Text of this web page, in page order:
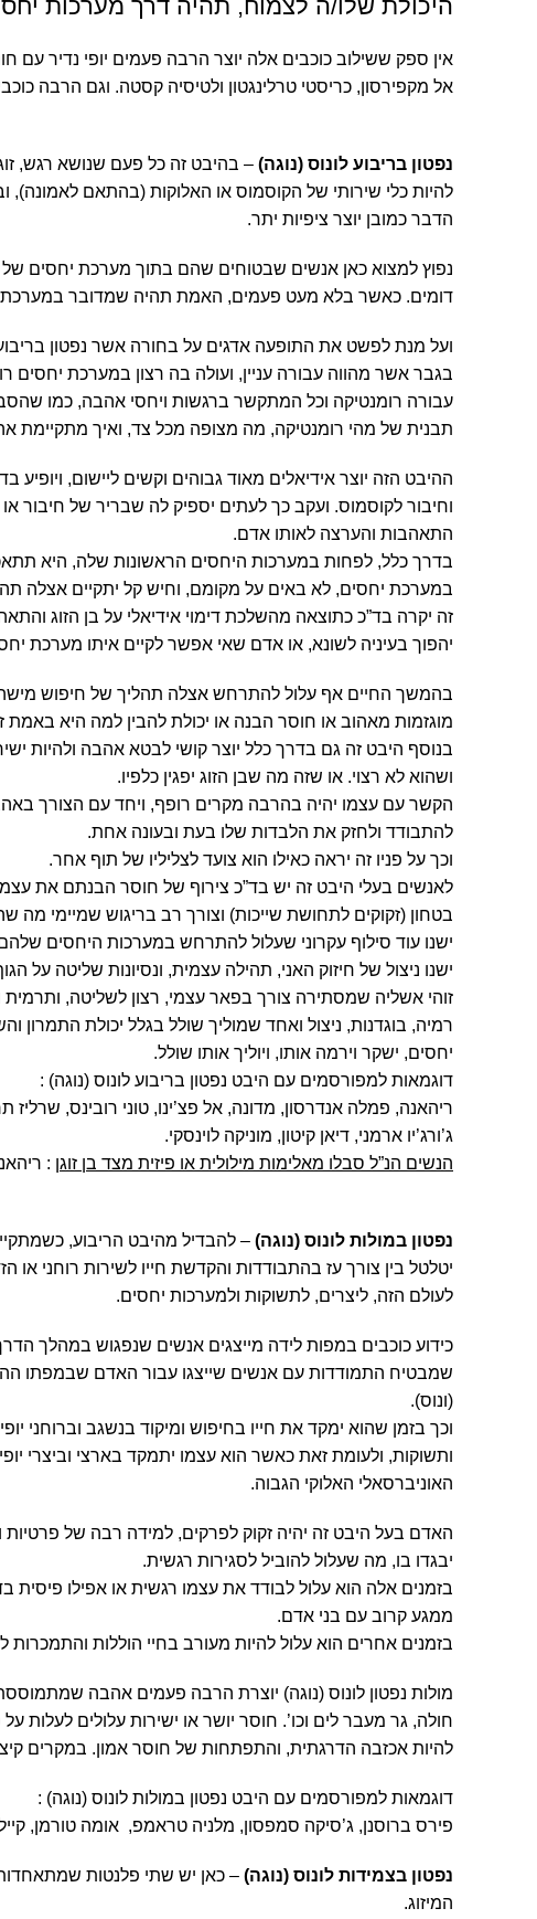
היכולת שלו/ה לצמוח, תהיה דרך מערכות
אין ספק ששילוב כוכבים אלה יוצר הרבה פעמים יופי נדיר עם
אל מקפירסון, כריסטי טרלינגטון ולטיסיה קסטה. וגם הרבה
נפטון בריבוע לונוס (נוגה) – בהיבט זה כל פעם שנושא רגש,
להיות כלי שירותי של הקוסמוס או האלוקות (בהתאם
הדבר כמובן יוצר ציפיות יתר.
נפוץ למצוא כאן אנשים שבטוחים שהם בתוך מערכת יחסים של
דומים. כאשר בלא מעט פעמים, האמת תהיה שמדובר במערכת
ועל מנת לפשט את התופעה אדגים על בחורה אשר נפטון
בגבר אשר מהווה עבורה עניין, ועולה בה רצון במערכת יחסים
עבורה רומנטיקה וכל המתקשר ברגשות ויחסי אהבה, כמו
תבנית של מהי רומנטיקה, מה מצופה מכל צד, ואיך מתקיימת
ההיבט הזה יוצר אידיאלים מאוד גבוהים וקשים ליישום,
וחיבור לקוסמוס. ועקב כך לעתים יספיק לה שבריר של
התאהבות והערצה לאותו אדם.
בדרך כלל, לפחות במערכות היחסים הראשונות שלה, היא
במערכת יחסים, לא באים על מקומם, וחיש קל יתקיים אצלה
זה יקרה בד”כ כתוצאה מהשלכת דימוי אידיאלי על בן הזוג
יהפוך בעיניה לשונא, או אדם שאי אפשר לקיים איתו מערכת
בהמשך החיים אף עלול להתרחש אצלה תהליך של חיפוש
מוגזמות מאהוב או חוסר הבנה או יכולת להבין למה היא באמת
בנוסף היבט זה גם בדרך כלל יוצר קושי לבטא אהבה ולהיות
ושהוא לא רצוי. או שזה מה שבן הזוג יפגין כלפיו.
הקשר עם עצמו יהיה בהרבה מקרים רופף, ויחד עם הצורך
להתבודד ולחזק את הלבדות שלו בעת ובעונה אחת.
וכך על פניו זה יראה כאילו הוא צועד לצליליו של תוף אחר.
לאנשים בעלי היבט זה יש בד”כ צירוף של חוסר הבנתם את
בטחון (זקוקים לתחושת שייכות) וצורך רב בריגוש שמיימי
ישנו עוד סילוף עקרוני שעלול להתרחש במערכות היחסים
ישנו ניצול של חיזוק האני, תהילה עצמית, ונסיונות שליטה על
זוהי אשליה שמסתירה צורך בפאר עצמי, רצון לשליטה,
רמיה, בוגדנות, ניצול ואחד שמוליך שולל בגלל יכולת
יחסים, ישקר וירמה אותו, ויוליך אותו שולל.
דוגמאות למפורסמים עם היבט נפטון בריבוע לונוס (נוגה) :
ריהאנה, פמלה אנדרסון, מדונה, אל פצ’ינו, טוני רובינס, שרליז
ג’ורג’יו ארמני, דיאן קיטון, מוניקה לוינסקי.
הנשים הנ”ל סבלו מאלימות מילולית או פיזית מצד בן זוגן :
נפטון במולות לונוס (נוגה) – להבדיל מהיבט הריבוע,
יטלטל בין צורך עז בהתבודדות והקדשת חייו לשירות רוחני
לעולם הזה, ליצרים, לתשוקות ולמערכות יחסים.
כידוע כוכבים במפות לידה מייצגים אנשים שנפגוש במהלך
שמבטיח התמודדות עם אנשים שייצגו עבור האדם שבמפתו
(ונוס).
וכך בזמן שהוא ימקד את חייו בחיפוש ומיקוד בנשגב וברוחני
ותשוקות, ולעומת זאת כאשר הוא עצמו יתמקד בארצי וביצרי
האוניברסאלי האלוקי הגבוה.
האדם בעל היבט זה יהיה זקוק לפרקים, למידה רבה של פרטיות
יבגדו בו, מה שעלול להוביל לסגירות רגשית.
בזמנים אלה הוא עלול לבודד את עצמו רגשית או אפילו פיסית
ממגע קרוב עם בני אדם.
בזמנים אחרים הוא עלול להיות מעורב בחיי הוללות והתמכרות
מולות נפטון לונוס (נוגה) יוצרת הרבה פעמים אהבה
חולה, גר מעבר לים וכו’. חוסר יושר או ישירות עלולים
להיות אכזבה הדרגתית, והתפתחות של חוסר אמון. במקרים
דוגמאות למפורסמים עם היבט נפטון במולות לונוס (נוגה) :
פירס ברוסנן, ג’סיקה סמפסון, מלניה טראמפ, אומה טורמן, קיילי
נפטון בצמידות לונוס (נוגה) – כאן יש שתי פלנטות שמתאחדות
המיזוג.